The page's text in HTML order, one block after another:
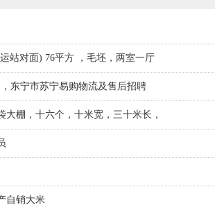
站对面) 76平方 ，毛坯，两室一厅
，东宁市苏宁易购物流及售后招聘
大棚，十六个，十米宽，三十米长，
自销大米